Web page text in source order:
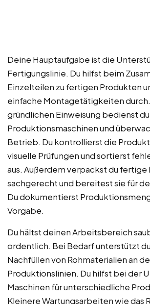
Deine Hauptaufgabe ist die
Fertigungslinie. Du hilfst beim
Einzelteilen zu fertigen Produkten
einfache Montagetätigkeiten
gründlichen Einweisung bedienst du
Produktionsmaschinen und
Betrieb. Du kontrollierst die
visuelle Prüfungen und sortierst
aus. Außerdem verpackst du fertige
sachgerecht und bereitest sie für
Du dokumentierst
Vorgabe.
Du hältst deinen Arbeitsbereich
ordentlich. Bei Bedarf unterstützt
Nachfüllen von Rohmaterialien an
Produktionslinien. Du hilfst bei der
Maschinen für unterschiedliche
Kleinere Wartungsarbeiten wie das